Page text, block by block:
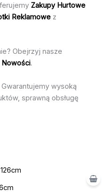
Zakupy Hurtowe
Reklamowez
Obejrzyj nasze
Nowości.
Gwarantujemy wysoką
sprawną obsługę